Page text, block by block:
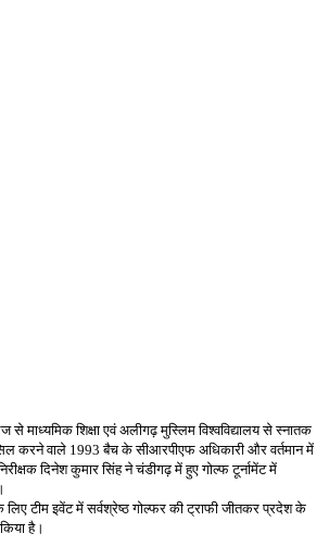
से माध्यमिक शिक्षा एवं अलीगढ़ मुस्लिम विश्वविद्यालय से स्नातक
करने वाले 1993 बैच के सीआरपीएफ अधिकारी और वर्तमान में
दिनेश कुमार सिंह ने चंडीगढ़ में हुए गोल्फ टूर्नामेंट में
लिए टीम इवेंट में सर्वश्रेष्ठ गोल्फर की ट्राफी जीतकर प्रदेश के
किया है।